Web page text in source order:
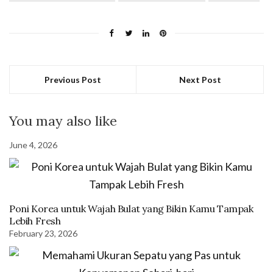
Previous Post Next Post
You may also like
June 4, 2026
Poni Korea untuk Wajah Bulat yang Bikin Kamu Tampak
Lebih Fresh
February 23, 2026